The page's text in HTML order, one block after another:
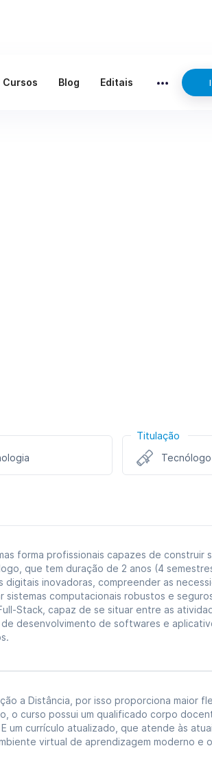
Cursos Blog Editais
Titulação
Tecnólogo
forma profissionais capazes de construir
que tem duração de 2 anos (4
inovadoras, compreender as
computacionais robustos e seguros.
Stack, capaz de se situar entre as
desenvolvimento de softwares e
a Distância, por isso proporciona maior
o curso possui um qualificado corpo
currículo atualizado, que atende às
virtual de aprendizagem moderno e